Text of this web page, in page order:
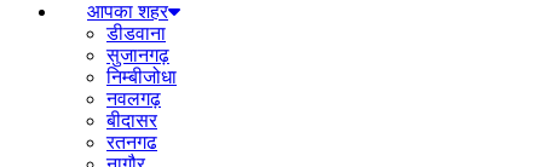
आपका शहर
डीडवाना
सुजानगढ़
निम्बीजोधा
नवलगढ़
बीदासर
रतनगढ